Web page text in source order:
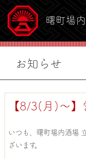
曙町場
お知らせ
【8/3(月)〜
いつも、曙町場内酒場
ざいます。